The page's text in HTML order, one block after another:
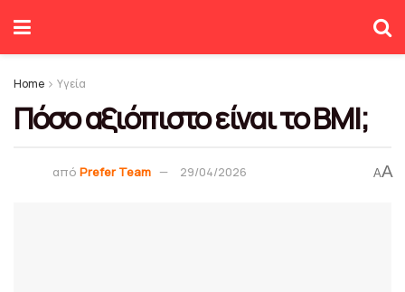
Home Υγεία
Πόσο αξιόπιστο είναι το BMI;
από Prefer Team 29/04/2026 AA